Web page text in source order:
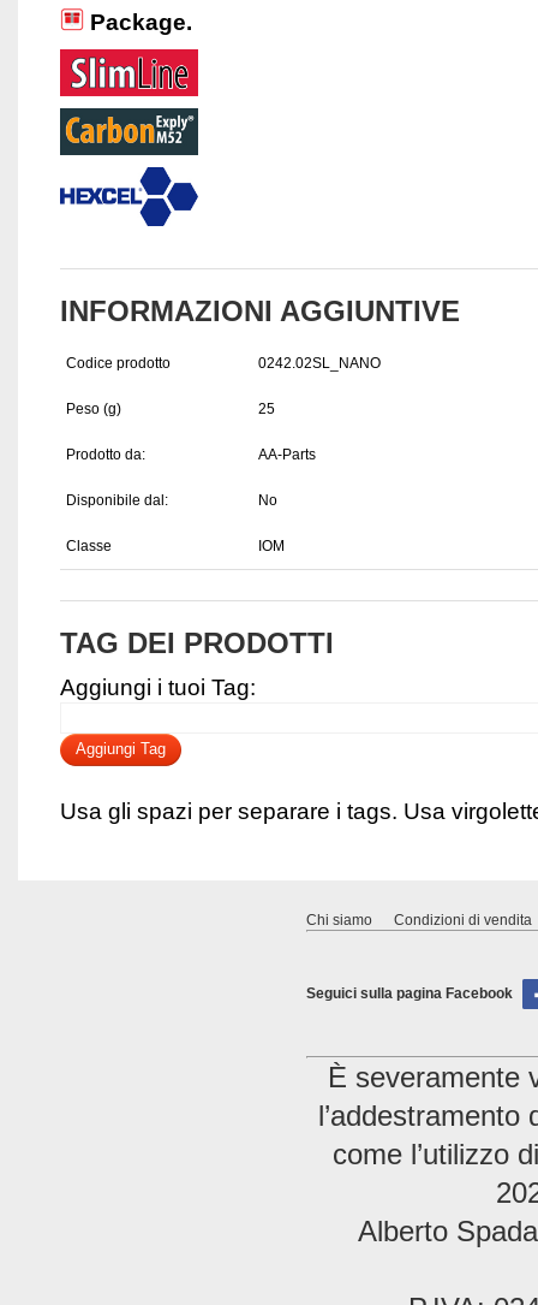
Package.
INFORMAZIONI AGGIUNTIVE
Codice prodotto 0242.02SL_NANO
Peso (g) 25
Prodotto da: AA-Parts
Disponibile dal: No
Classe IOM
TAG DEI PRODOTTI
Aggiungi i tuoi Tag:
Aggiungi Tag
Usa gli spazi per separare i tags. Usa
Chi siamo Condizioni di vendita
Seguici sulla pagina Facebook
È severamente
come l’utilizzo
Alberto